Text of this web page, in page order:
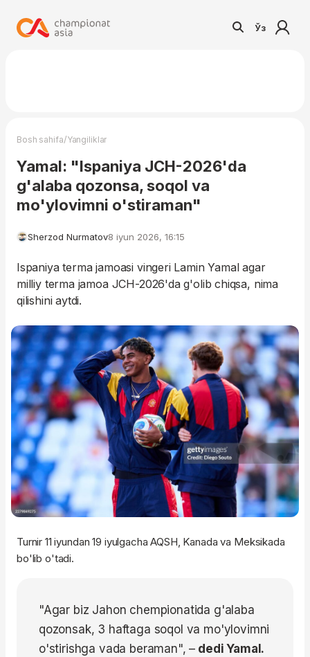
Ўз
Bosh sahifa/Yangiliklar
Yamal: "Ispaniya JCH-2026'da
g'alaba qozonsa, soqol va
mo'ylovimni o'stiraman"
Sherzod Nurmatov8 iyun 2026, 16:15
Ispaniya terma jamoasi vingeri Lamin Yamal agar
milliy terma jamoa JCH-2026'da g'olib chiqsa, nima
qilishini aytdi.
Turnir 11 iyundan 19 iyulgacha AQSH, Kanada va Meksikada
bo'lib o'tadi.
"Agar biz Jahon chempionatida g'alaba
qozonsak, 3 haftaga soqol va mo'ylovimni
o'stirishga vada beraman", – dedi Yamal.